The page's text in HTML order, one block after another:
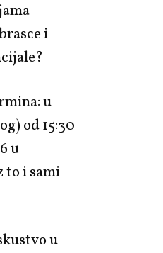
i
u
od 15:30
u
to i sami
u